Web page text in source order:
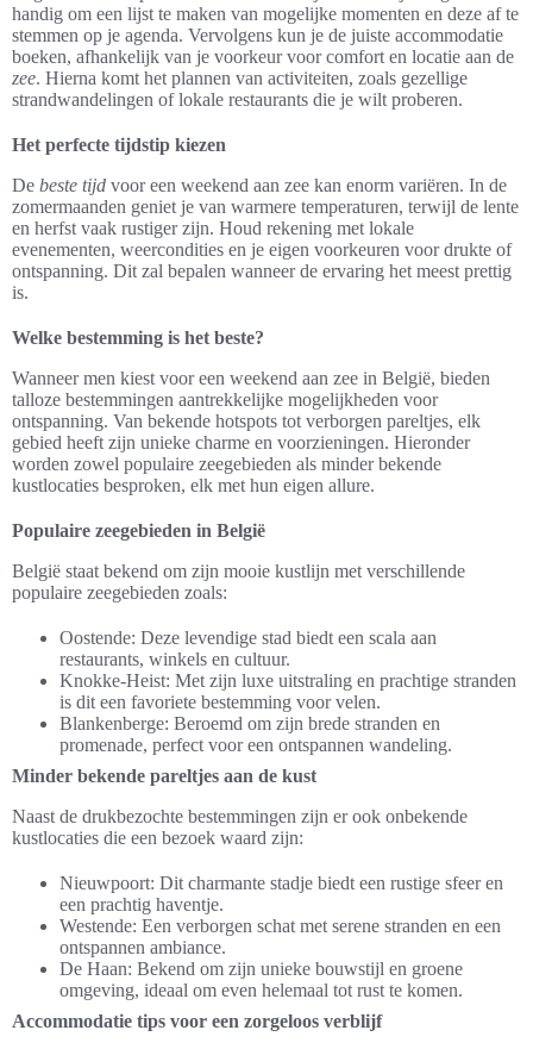
handig om een lijst te maken van mogelijke momenten en deze af te
stemmen op je agenda. Vervolgens kun je de juiste accommodatie
boeken, afhankelijk van je voorkeur voor comfort en locatie aan de
zee. Hierna komt het plannen van activiteiten, zoals gezellige
strandwandelingen of lokale restaurants die je wilt proberen.
Het perfecte tijdstip kiezen
De beste tijd voor een weekend aan zee kan enorm variëren. In de
zomermaanden geniet je van warmere temperaturen, terwijl de lente
en herfst vaak rustiger zijn. Houd rekening met lokale
evenementen, weercondities en je eigen voorkeuren voor drukte of
ontspanning. Dit zal bepalen wanneer de ervaring het meest prettig
is.
Welke bestemming is het beste?
Wanneer men kiest voor een weekend aan zee in België, bieden
talloze bestemmingen aantrekkelijke mogelijkheden voor
ontspanning. Van bekende hotspots tot verborgen pareltjes, elk
gebied heeft zijn unieke charme en voorzieningen. Hieronder
worden zowel populaire zeegebieden als minder bekende
kustlocaties besproken, elk met hun eigen allure.
Populaire zeegebieden in België
België staat bekend om zijn mooie kustlijn met verschillende
populaire zeegebieden zoals:
Oostende: Deze levendige stad biedt een scala aan
restaurants, winkels en cultuur.
Knokke-Heist: Met zijn luxe uitstraling en prachtige stranden
is dit een favoriete bestemming voor velen.
Blankenberge: Beroemd om zijn brede stranden en
promenade, perfect voor een ontspannen wandeling.
Minder bekende pareltjes aan de kust
Naast de drukbezochte bestemmingen zijn er ook onbekende
kustlocaties die een bezoek waard zijn:
Nieuwpoort: Dit charmante stadje biedt een rustige sfeer en
een prachtig haventje.
Westende: Een verborgen schat met serene stranden en een
ontspannen ambiance.
De Haan: Bekend om zijn unieke bouwstijl en groene
omgeving, ideaal om even helemaal tot rust te komen.
Accommodatie tips voor een zorgeloos verblijf